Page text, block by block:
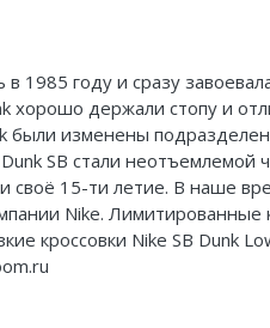
в 1985 году и сразу
хорошо держали стопу и
были изменены
SB стали неотъемлемой
своё 15-ти летие. В наше
Nike. Лимитированные
кроссовки Nike SB Dunk